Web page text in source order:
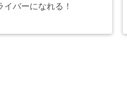
イバーになれる！